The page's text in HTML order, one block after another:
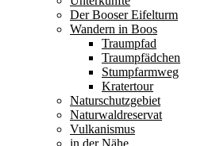
Der Booser Eifelturm
Wandern in Boos
Traumpfad
Traumpfädchen
Stumpfarmweg
Kratertour
Naturschutzgebiet
Naturwaldreservat
Vulkanismus